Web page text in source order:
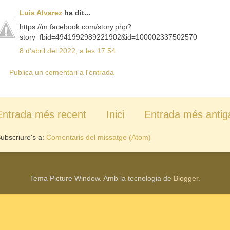
Luis Alvarez ha dit...
https://m.facebook.com/story.php?
story_fbid=4941992989221902&id=100002337502570
8 d’abril del 2022, a les 17:54
Publica un comentari a l'entrada
més recent Entrada més
Inici
a: Comentaris del missatge (Atom)
Tema Picture Window. Amb la tecnologia de Blogger.